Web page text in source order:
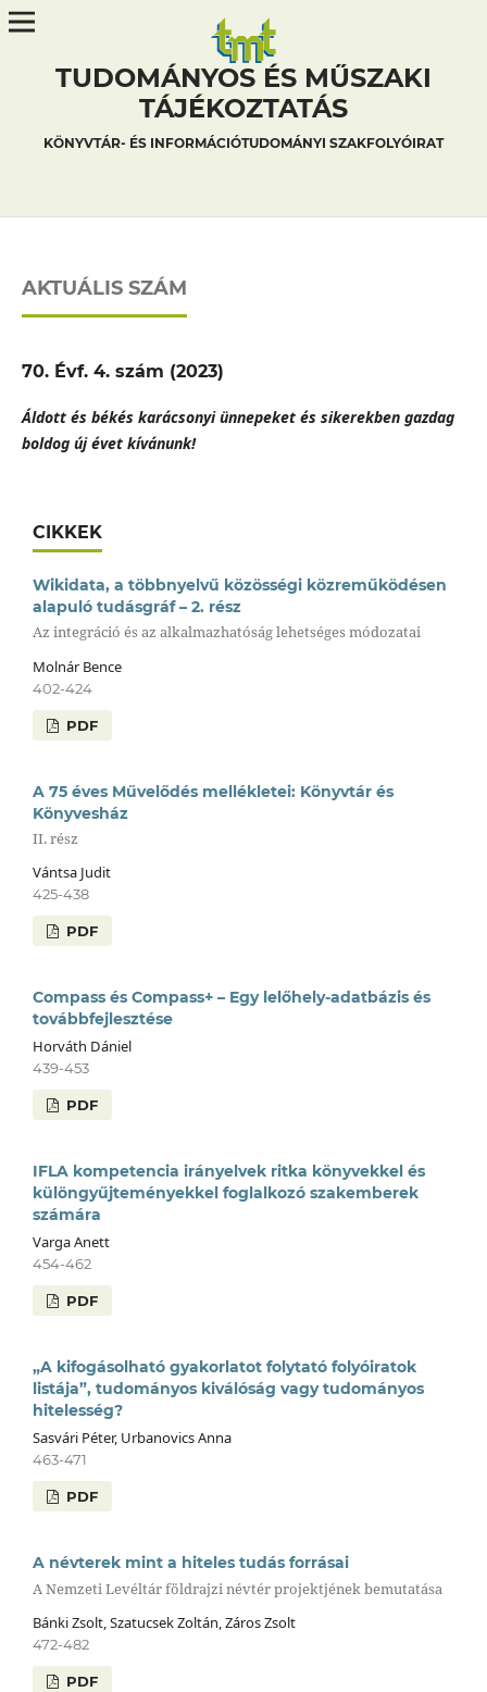
TUDOMÁNYOS ÉS MŰSZAKI
TÁJÉKOZTATÁS
KÖNYVTÁR- ÉS INFORMÁCIÓTUDOMÁNYI SZAKFOLYÓIRAT
AKTUÁLIS SZÁM
70. Évf. 4. szám (2023)
Áldott és békés karácsonyi ünnepeket és sikerekben gazdag
boldog új évet kívánunk!
CIKKEK
Wikidata, a többnyelvű közösségi közreműködésen
alapuló tudásgráf – 2. rész
Az integráció és az alkalmazhatóság lehetséges módozatai
Molnár Bence
402-424
PDF
A 75 éves Művelődés mellékletei: Könyvtár és
Könyvesház
II. rész
Vántsa Judit
425-438
PDF
Compass és Compass+ – Egy lelőhely-adatbázis és
továbbfejlesztése
Horváth Dániel
439-453
PDF
IFLA kompetencia irányelvek ritka könyvekkel és
különgyűjteményekkel foglalkozó szakemberek
számára
Varga Anett
454-462
PDF
„A kifogásolható gyakorlatot folytató folyóiratok
listája”, tudományos kiválóság vagy tudományos
hitelesség?
Sasvári Péter, Urbanovics Anna
463-471
PDF
A névterek mint a hiteles tudás forrásai
A Nemzeti Levéltár földrajzi névtér projektjének bemutatása
Bánki Zsolt, Szatucsek Zoltán, Záros Zsolt
472-482
PDF